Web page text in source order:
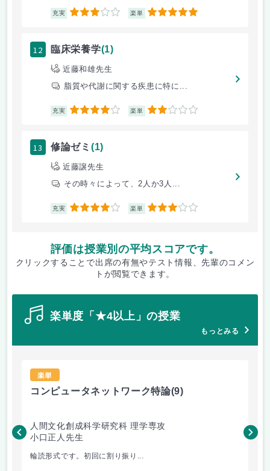
充実 3 楽単 5
12 臨床栄養学(1)
近藤和雄先生
脂質や代謝に関する疾患に特に...
充実 4 楽単 2
13 修論ゼミ (1)
近藤譲先生
その時々によって、2人か3人...
充実 4 楽単 3
評価は授業別の平均スコアです。
クリックすることで出席の有無やテスト情報、先輩のコメン
トが閲覧できます。
楽単度「★4以上」の授業
もっとみる
楽単
コンピュータネットワーク特論(9)
人間文化創成科学研究科 理学専攻
小口正人先生
輪読形式です。初回に割り振り...
森